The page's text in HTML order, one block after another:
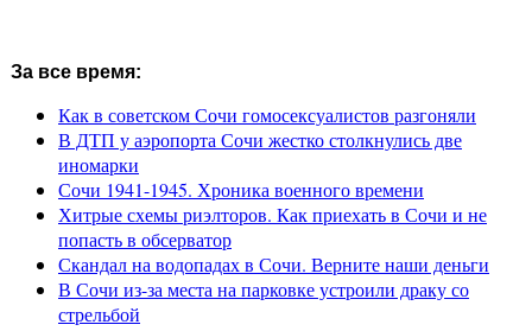
За все время:
Как в советском Сочи гомосексуалистов разгоняли
В ДТП у аэропорта Сочи жестко столкнулись две
иномарки
Сочи 1941-1945. Хроника военного времени
Хитрые схемы риэлторов. Как приехать в Сочи и не
попасть в обсерватор
Скандал на водопадах в Сочи. Верните наши деньги
В Сочи из-за места на парковке устроили драку со
стрельбой